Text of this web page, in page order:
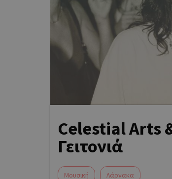
Celestial Arts
Γειτονιά
Μουσική Λάρνακα